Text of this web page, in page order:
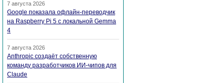
7 августа 2026
Google показала офлайн-переводчик
на Raspberry Pi 5 с локальной Gemma
4
7 августа 2026
Anthropic создаёт собственную
команду разработчиков ИИ-чипов для
Claude